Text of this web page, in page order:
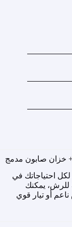
احتياجاتك في
للرش، يمكنك
أو تيار قوي